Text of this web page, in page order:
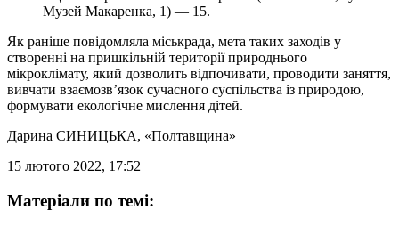
Музей Макаренка, 1) — 15.
Як раніше повідомляла міськрада, мета таких заходів у
створенні на пришкільній території природнього
мікроклімату, який дозволить відпочивати, проводити заняття,
вивчати взаємозв’язок сучасного суспільства із природою,
формувати екологічне мислення дітей.
Дарина СИНИЦЬКА, «Полтавщина»
15 лютого 2022, 17:52
Матеріали по темі: